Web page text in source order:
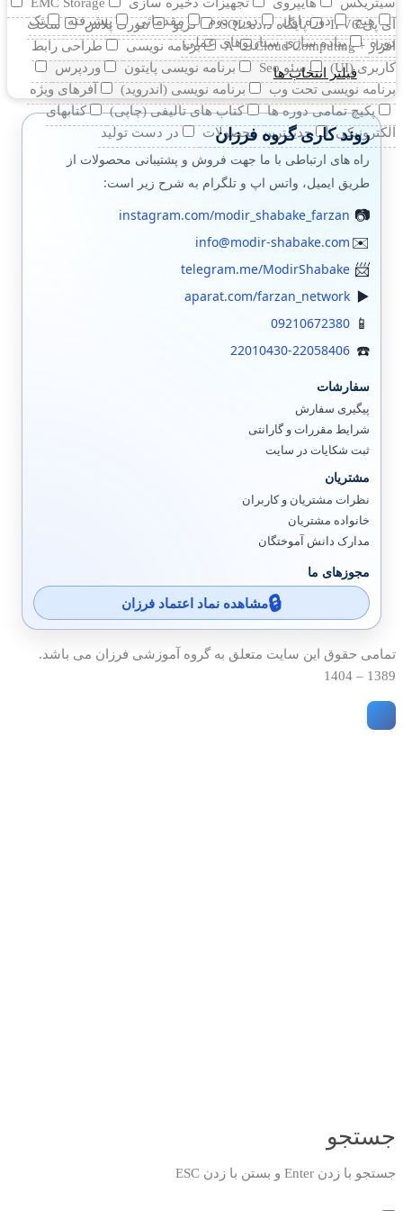
سیتریکس
هایپروی تجهیزات ذخیره سازی
EMC Storage
آی پی IPV6
پایگاه داده SQL کریو نتورک پلاس
سخت
افزار +ACloud Computing برنامه نویسی
طراحی رابط
کاربری (UI)
سئو Seo برنامه نویسی پایتون
وردپرس
برنامه نویسی تحت وب
برنامه نویسی (اندروید)
آفرهای ویژه
پکیچ تمامی دوره ها
کتاب های تالیفی (چاپی)
کتابهای
الکترونیکی
جدیدترین محصولات در دست تولید
هیچ دوره اول دوره دوم مقدماتی پیشرفته
تک
دوره
پیاده سازی سناریوهای عملی
فیلتر انتخاب ها
روند کاری گروه فرزان
راه های ارتباطی با ما جهت فروش و پشتیبانی محصولات از
طریق ایمیل، واتس اپ و تلگرام به شرح زیر است:
instagram.com/modir_shabake_farzan
info@modir-shabake.com
telegram.me/ModirShabake
aparat.com/farzan_network
09210672380
22010430-22058406
سفارشات
پیگیری سفارش
شرایط مقررات و گارانتی
ثبت شکایات در سایت
مشتریان
نظرات مشتریان و کاربران
خانواده مشتریان
مدارک دانش آموختگان
مجوزهای ما
مشاهده نماد اعتماد فرزان
تمامی حقوق این سایت متعلق به گروه آموزشی فرزان می باشد.
1389 – 1404
جستجو
جستجو با زدن Enter و بستن با زدن ESC